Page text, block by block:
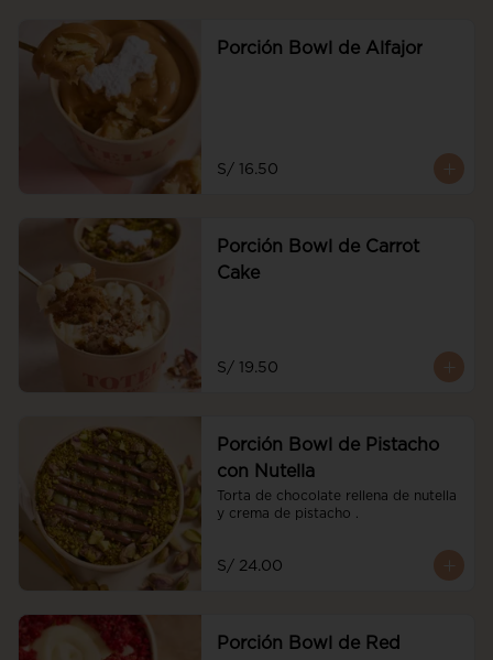
Porción Bowl de Alfajor
S/ 16.50
Porción Bowl de Carrot
Cake
S/ 19.50
Porción Bowl de Pistacho
con Nutella
Torta de chocolate rellena de nutella
y crema de pistacho .
S/ 24.00
Porción Bowl de Red